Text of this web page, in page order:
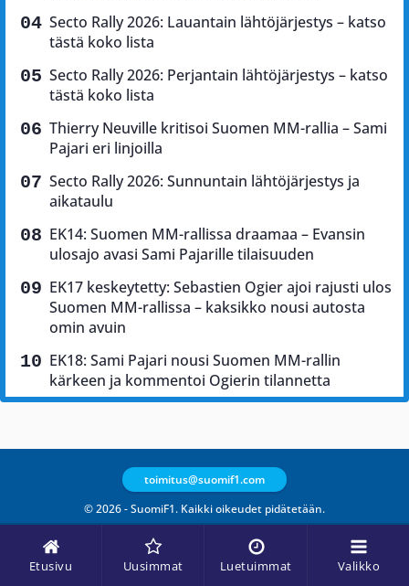
Etusivu Uusimmat Luetuimmat Valikko
Secto Rally 2026: Lauantain lähtöjärjestys – katso
tästä koko lista
Secto Rally 2026: Perjantain lähtöjärjestys – katso
tästä koko lista
Thierry Neuville kritisoi Suomen MM-rallia – Sami
Pajari eri linjoilla
Secto Rally 2026: Sunnuntain lähtöjärjestys ja
aikataulu
EK14: Suomen MM-rallissa draamaa – Evansin
ulosajo avasi Sami Pajarille tilaisuuden
EK17 keskeytetty: Sebastien Ogier ajoi rajusti ulos
Suomen MM-rallissa – kaksikko nousi autosta
omin avuin
EK18: Sami Pajari nousi Suomen MM-rallin
kärkeen ja kommentoi Ogierin tilannetta
© 2026 - SuomiF1. Kaikki oikeudet pidätetään.
toimitus@suomif1.com